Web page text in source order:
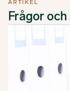
ARTIKEL
Frågor